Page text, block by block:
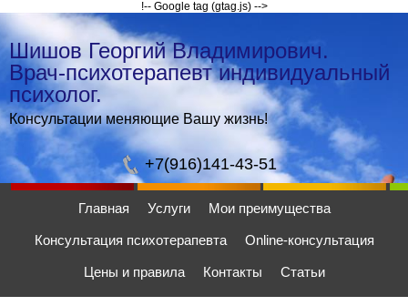
!-- Google tag (gtag.js) -->
Шишов Георгий Владимирович.
Врач-психотерапевт индивидуальный
психолог.
Консультации меняющие Вашу жизнь!
+7(916)141-43-51
Главная Услуги Мои преимущества
Консультация психотерапевта Online-консультация
Цены и правила Контакты Статьи